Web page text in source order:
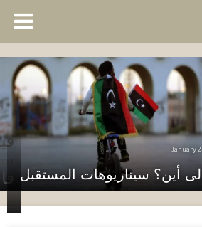
January
إلى أين؟ سيناريوهات المستقبل